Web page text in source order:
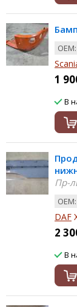
ОЕМ:
1
В
Пр-
ОЕМ:
DAF
2
В